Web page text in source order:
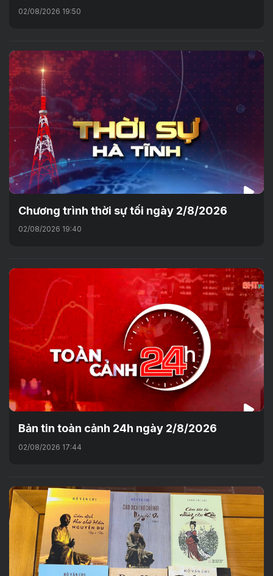
02/08/2026 19:50
Chương trình thời sự tối ngày 2/8/2026
02/08/2026 19:40
Bản tin toàn cảnh 24h ngày 2/8/2026
02/08/2026 17:44